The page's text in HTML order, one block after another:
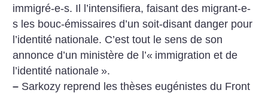
immigré-e-s. Il l’intensifiera, faisant des migrant-e-
s les bouc-émissaires d’un soit-disant danger pour
l’identité nationale. C’est tout le sens de son
annonce d’un ministère de l’« immigration et de
l’identité nationale ».
– Sarkozy reprend les thèses eugénistes du Front